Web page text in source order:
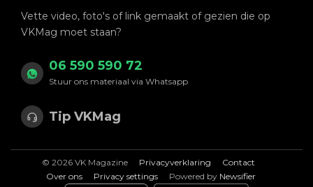
Vette video, foto's of link gemaakt of gezien die op
VKMag moet staan?
06 590 590 72
Stuur ons materiaal via Whatsapp
Tip VKMag
© 2026 VK Magazine Privacyverklaring
Contact
Over ons
Privacy settings Powered by Newsifier